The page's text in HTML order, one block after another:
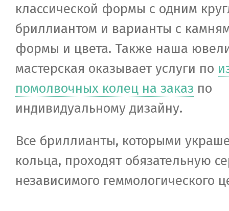
классической формы с одним
бриллиантом и варианты с
формы и цвета. Также наша
мастерская оказывает услуги по
помолвочных колец на заказ по
индивидуальному дизайну.
Все бриллианты, которыми
кольца, проходят обязательную
независимого геммологического